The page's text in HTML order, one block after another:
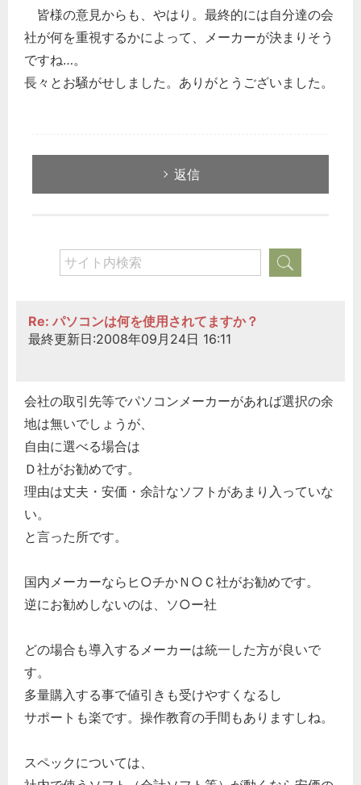
皆様の意見からも、やはり。最終的には自分達の会
社が何を重視するかによって、メーカーが決まりそう
ですね…。
長々とお騒がせしました。ありがとうございました。
返信
Re: パソコンは何を使用されてますか？
最終更新日:2008年09月24日 16:11
会社の取引先等でパソコンメーカーがあれば選択の余
地は無いでしょうが、
自由に選べる場合は
Ｄ社がお勧めです。
理由は丈夫・安価・余計なソフトがあまり入っていな
い。
と言った所です。
国内メーカーならヒ○チかＮ○Ｃ社がお勧めです。
逆にお勧めしないのは、ソ○ー社
どの場合も導入するメーカーは統一した方が良いで
す。
多量購入する事で値引きも受けやすくなるし
サポートも楽です。操作教育の手間もありますしね。
スペックについては、